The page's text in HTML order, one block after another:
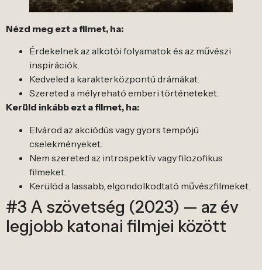
Nézd meg ezt a filmet, ha:
Érdekelnek az alkotói folyamatok és az művészi
inspirációk.
Kedveled a karakterközpontú drámákat.
Szereted a mélyreható emberi történeteket.
Kerüld inkább ezt a filmet, ha:
Elvárod az akciódús vagy gyors tempójú
cselekményeket.
Nem szereted az introspektív vagy filozofikus
filmeket.
Kerülöd a lassabb, elgondolkodtató művészfilmeket.
#3 A szövetség (2023) — az év
legjobb katonai filmjei között